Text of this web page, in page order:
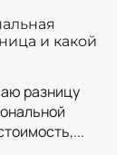
и какой
разницу